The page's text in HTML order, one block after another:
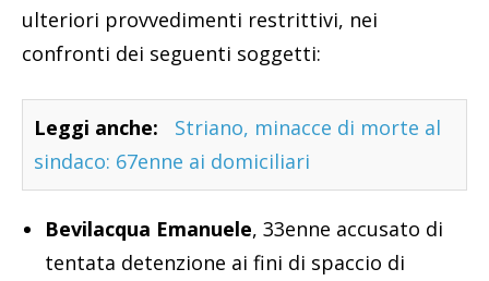
ulteriori provvedimenti restrittivi, nei
confronti dei seguenti soggetti:
Leggi anche:
Striano, minacce di morte al
sindaco: 67enne ai domiciliari
Bevilacqua Emanuele, 33enne accusato di
tentata detenzione ai fini di spaccio di